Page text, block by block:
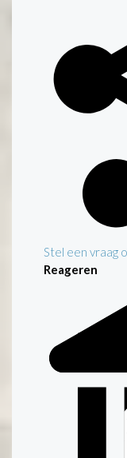
Stel een vraag
Reageren